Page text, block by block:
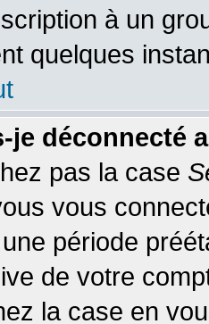
à un
quelques
je déconnecté
pas la case
vous
période
de votre
la case en